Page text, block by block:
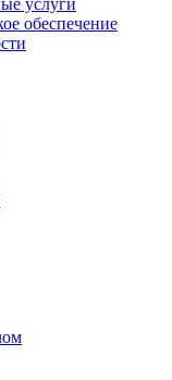
обеспечение